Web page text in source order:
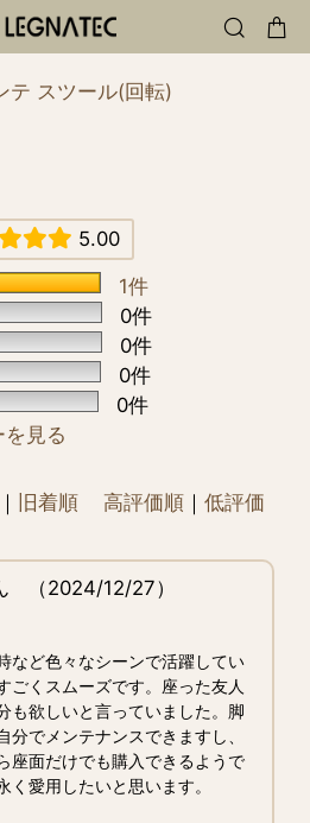
テ スツール(回転)
5.00
1件
0件
0件
0件
0件
見る
旧着順 高評価順 ｜ 低評価
（2024/12/27）
など色々なシーンで活躍してい
ごくスムーズです。座った友人
も欲しいと言っていました。脚
分でメンテナンスできますし、
座面だけでも購入できるようで
く愛用したいと思います。